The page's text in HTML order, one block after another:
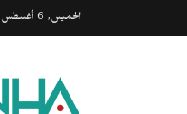
الخميس, 6 أغسطس 2026